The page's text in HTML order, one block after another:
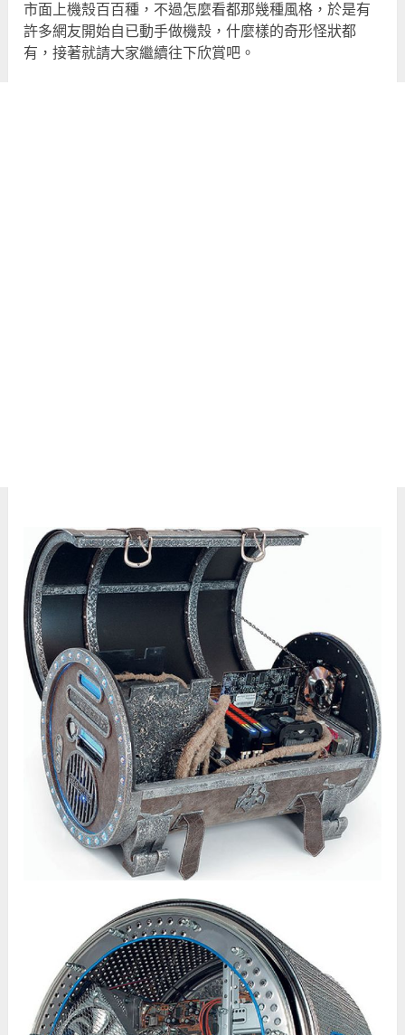
市面上機殼百百種，不過怎麼看都那幾種風格，於是有
許多網友開始自已動手做機殼，什麼樣的奇形怪狀都
有，接著就請大家繼續往下欣賞吧。